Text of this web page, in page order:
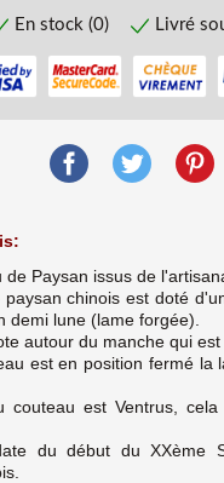
En stock (0) Livré
de Paysan issus de
chinois est doté
demi lune (lame forgée).
autour du manche qui est
est en position fermé la
couteau est Ventrus,
du début du XXème